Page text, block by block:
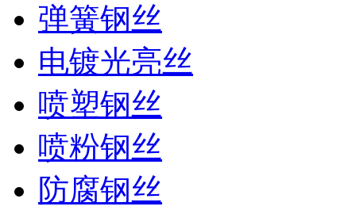
弹簧钢丝
电镀光亮丝
喷塑钢丝
喷粉钢丝
防腐钢丝